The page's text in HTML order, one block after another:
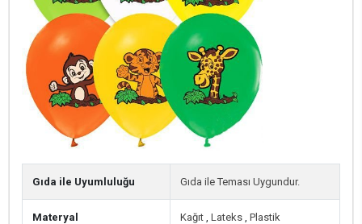
Gıda ile Uyumluluğu Gıda ile Teması Uygundur.
Materyal Kağıt , Lateks , Plastik